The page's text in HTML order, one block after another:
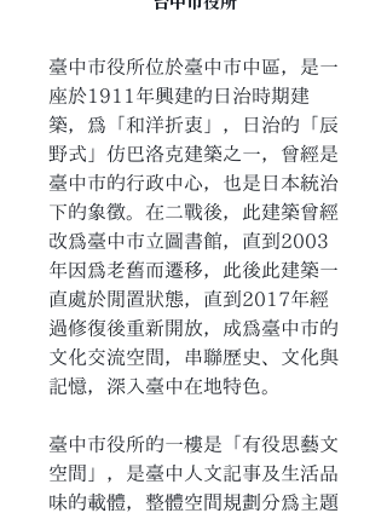
臺中市役所位於臺中市中區，是一
座於1911年興建的日治時期建
築，為「和洋折衷」，日治的「辰
野式」仿巴洛克建築之一，曾經是
臺中市的行政中心，也是日本統治
下的象徵。在二戰後，此建築曾經
改為臺中市立圖書館，直到2003
年因為老舊而遷移，此後此建築一
直處於閒置狀態，直到2017年經
過修復後重新開放，成為臺中市的
文化交流空間，串聯歷史、文化與
記憶，深入臺中在地特色。
臺中市役所的一樓是「有役思藝文
空間」，是臺中人文記事及生活品
味的載體，整體空間規劃分為主題